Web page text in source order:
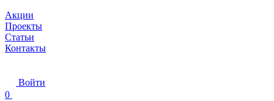
Акции
Проекты
Статьи
Контакты
Войти
0